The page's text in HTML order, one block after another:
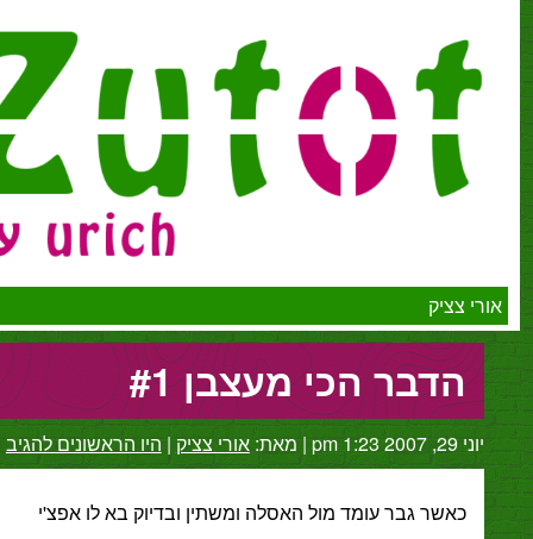
הכי מעצבן #1
| מאת:אורי צציק|היו הראשונים להגיב
גבר עומד מול האסלה ומשתין ובדיוק בא לו אפצ'י